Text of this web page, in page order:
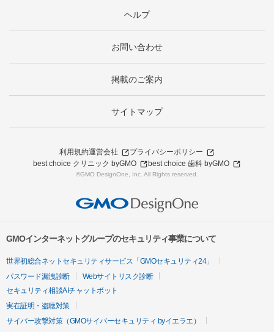
ヘルプ
お問い合わせ
掲載のご案内
サイトマップ
利用規約運営会社
プライバシーポリシー
best choice クリニック byGMO
best choice 歯科 byGMO
©GMO DesignOne, Inc. All Rights reserved.
GMOインターネットグループのセキュリティ事業について
世界初総合ネットセキュリティサービス「GMOセキュリティ24」
パスワード漏洩診断
Webサイトリスク診断
セキュリティ相談AIチャットボット
実在証明・盗聴対策
サイバー攻撃対策（GMOサイバーセキュリティ byイエラエ）